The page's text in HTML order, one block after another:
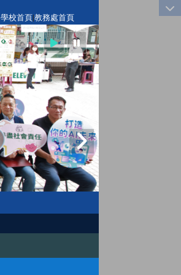
學校首頁|教務處首頁